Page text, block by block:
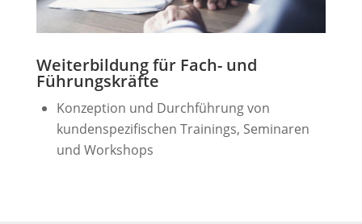
Weiterbildung für Fach- und
Führungskräfte
Konzeption und Durchführung von
kundenspezifischen Trainings, Seminaren
und Workshops